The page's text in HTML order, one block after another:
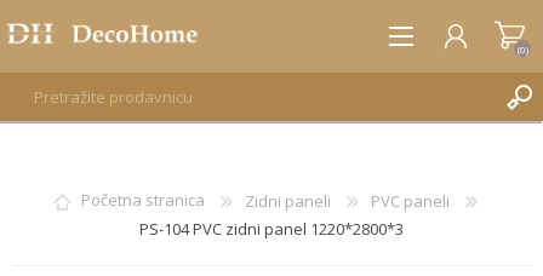
REGISTRUJTE SE
(0)
Početna stranica Zidni paneli
PVC paneli
PS-104 PVC zidni panel 1220*2800*3